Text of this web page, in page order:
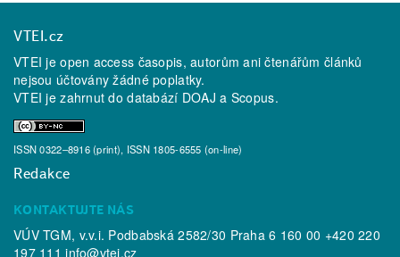
VTEI.cz
VTEI je open access časopis, autorům ani čtenářům článků
nejsou účtovány žádné poplatky.
VTEI je zahrnut do databází DOAJ a Scopus.
ISSN 0322–8916 (print), ISSN 1805-6555 (on-line)
Redakce
KONTAKTUJTE NÁS
VÚV TGM, v.v.i. Podbabská 2582/30 Praha 6 160 00 +420 220
197 111info@vtei.cz